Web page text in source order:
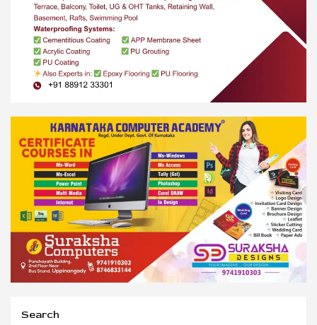
Search